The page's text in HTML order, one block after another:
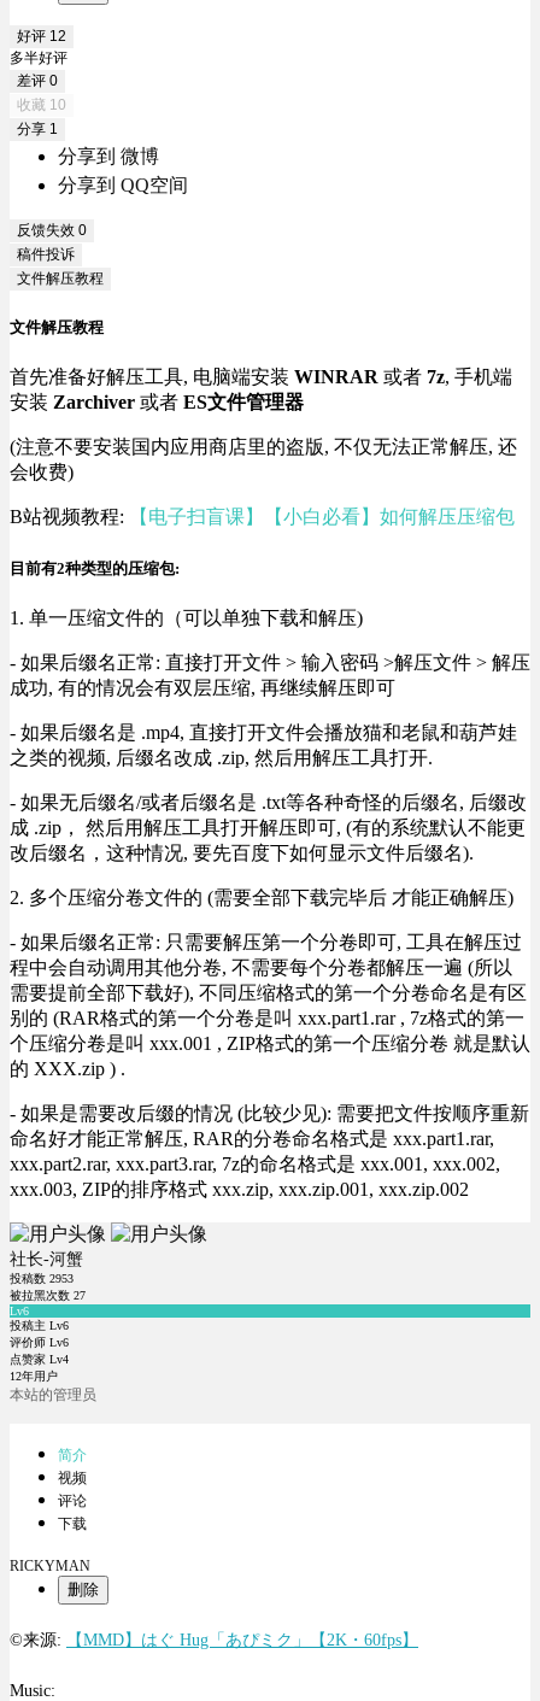
好评 12
多半好评
差评 0
收藏 10
分享 1
分享到 微博
分享到 QQ空间
反馈失效 0
稿件投诉
文件解压教程
文件解压教程
首先准备好解压工具, 电脑端安装 WINRAR 或者 7z, 手机端
安装 Zarchiver 或者 ES文件管理器
(注意不要安装国内应用商店里的盗版, 不仅无法正常解压, 还
会收费)
B站视频教程: 【电子扫盲课】【小白必看】如何解压压缩包
目前有2种类型的压缩包:
1. 单一压缩文件的（可以单独下载和解压)
- 如果后缀名正常: 直接打开文件 > 输入密码 >解压文件 > 解压
成功, 有的情况会有双层压缩, 再继续解压即可
- 如果后缀名是 .mp4, 直接打开文件会播放猫和老鼠和葫芦娃
之类的视频, 后缀名改成 .zip, 然后用解压工具打开.
- 如果无后缀名/或者后缀名是 .txt等各种奇怪的后缀名, 后缀改
成 .zip， 然后用解压工具打开解压即可, (有的系统默认不能更
改后缀名，这种情况, 要先百度下如何显示文件后缀名).
2. 多个压缩分卷文件的 (需要全部下载完毕后 才能正确解压)
- 如果后缀名正常: 只需要解压第一个分卷即可, 工具在解压过
程中会自动调用其他分卷, 不需要每个分卷都解压一遍 (所以
需要提前全部下载好), 不同压缩格式的第一个分卷命名是有区
别的 (RAR格式的第一个分卷是叫 xxx.part1.rar , 7z格式的第一
个压缩分卷是叫 xxx.001 , ZIP格式的第一个压缩分卷 就是默认
的 XXX.zip ) .
- 如果是需要改后缀的情况 (比较少见): 需要把文件按顺序重新
命名好才能正常解压, RAR的分卷命名格式是 xxx.part1.rar,
xxx.part2.rar, xxx.part3.rar, 7z的命名格式是 xxx.001, xxx.002,
xxx.003, ZIP的排序格式 xxx.zip, xxx.zip.001, xxx.zip.002
社长-河蟹
投稿数 2953
被拉黑次数 27
Lv6
投稿主 Lv6
评价师 Lv6
点赞家 Lv4
12年用户
本站的管理员
简介
视频
评论
下载
RICKYMAN
删除
©来源: 【MMD】はぐ Hug「あぴミク」【2K・60fps】
Music: